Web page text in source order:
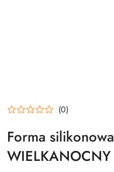
(0)
Forma